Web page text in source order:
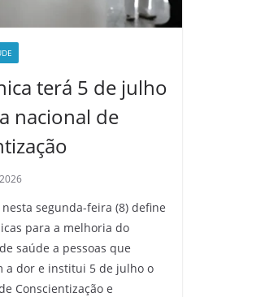
terá 5 de julho
nacional de
segunda-feira (8) define
para a melhoria do
saúde a pessoas que
a dor e institui 5 de julho o
Conscientização e